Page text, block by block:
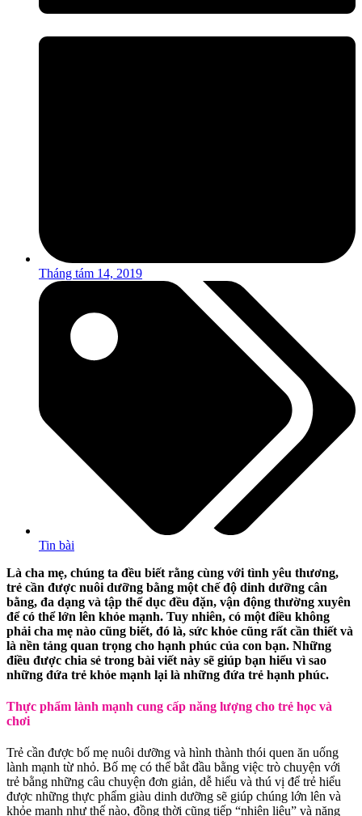
Tháng tám 14, 2019
Tin bài
Là cha mẹ, chúng ta đều biết rằng cùng với tình yêu thương,
trẻ cần được nuôi dưỡng bằng một chế độ dinh dưỡng cân
bằng, đa dạng và tập thể dục đều đặn, vận động thường xuyên
để có thể lớn lên khỏe mạnh. Tuy nhiên, có một điều không
phải cha mẹ nào cũng biết, đó là, sức khỏe cũng rất cần thiết và
là nền tảng quan trọng cho hạnh phúc của con bạn. Những
điều được chia sẻ trong bài viết này sẽ giúp bạn hiểu vì sao
những đứa trẻ khỏe mạnh lại là những đứa trẻ hạnh phúc.
Thực phẩm lành mạnh cung cấp năng lượng cho trẻ học và
chơi
Trẻ cần được bố mẹ nuôi dưỡng và hình thành thói quen ăn uống
lành mạnh từ nhỏ. Bố mẹ có thể bắt đầu bằng việc trò chuyện với
trẻ bằng những câu chuyện đơn giản, dễ hiểu và thú vị để trẻ hiểu
được những thực phẩm giàu dinh dưỡng sẽ giúp chúng lớn lên và
khỏe mạnh như thế nào, đồng thời cũng tiếp “nhiên liệu” và năng